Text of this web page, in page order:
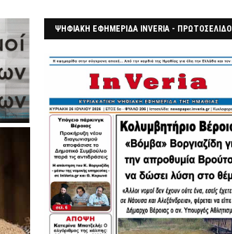
ΨΗΦΙΑΚΗ ΕΦΗΜΕΡΙΔΑ INVERIA - ΠΡΩΤΟΣΕΛΙΔΟ